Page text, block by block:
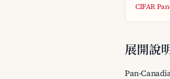
CIFAR
展開說
Pan-